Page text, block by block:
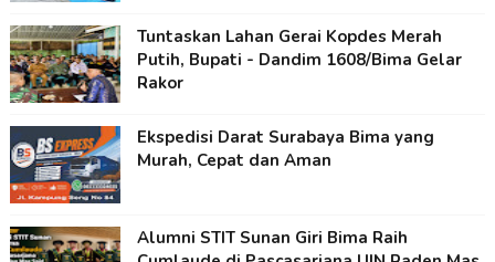
Tuntaskan Lahan Gerai Kopdes Merah
Putih, Bupati - Dandim 1608/Bima Gelar
Rakor
Ekspedisi Darat Surabaya Bima yang
Murah, Cepat dan Aman
Alumni STIT Sunan Giri Bima Raih